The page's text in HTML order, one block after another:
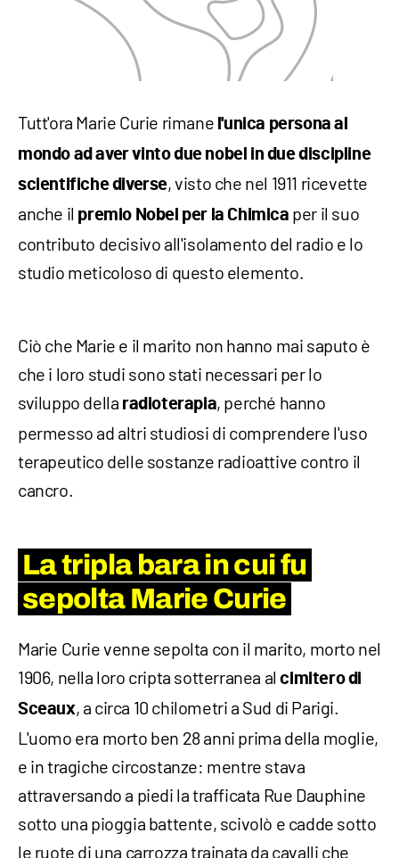
Tutt'ora Marie Curie rimane l'unica persona al
mondo ad aver vinto due nobel in due discipline
scientifiche diverse, visto che nel 1911 ricevette
anche il premio Nobel per la Chimica per il suo
contributo decisivo all'isolamento del radio e lo
studio meticoloso di questo elemento.
Ciò che Marie e il marito non hanno mai saputo è
che i loro studi sono stati necessari per lo
sviluppo della radioterapia, perché hanno
permesso ad altri studiosi di comprendere l'uso
terapeutico delle sostanze radioattive contro il
cancro.
La tripla bara in cui fu
sepolta Marie Curie
Marie Curie venne sepolta con il marito, morto nel
1906, nella loro cripta sotterranea alcimitero di
Sceaux, a circa 10 chilometri a Sud di Parigi.
L'uomo era morto ben 28 anni prima della moglie,
e in tragiche circostanze: mentre stava
attraversando a piedi la trafficata Rue Dauphine
sotto una pioggia battente, scivolò e cadde sotto
le ruote di una carrozza trainata da cavalli che